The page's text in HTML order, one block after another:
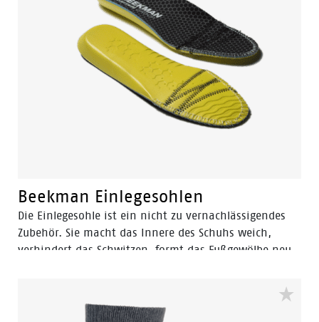
Beekman Einlegesohlen
Die Einlegesohle ist ein nicht zu vernachlässigendes
Zubehör. Sie macht das Innere des Schuhs weich,
verhindert das Schwitzen, formt das Fußgewölbe neu
Lebensdauer Ihrer Schuhe.